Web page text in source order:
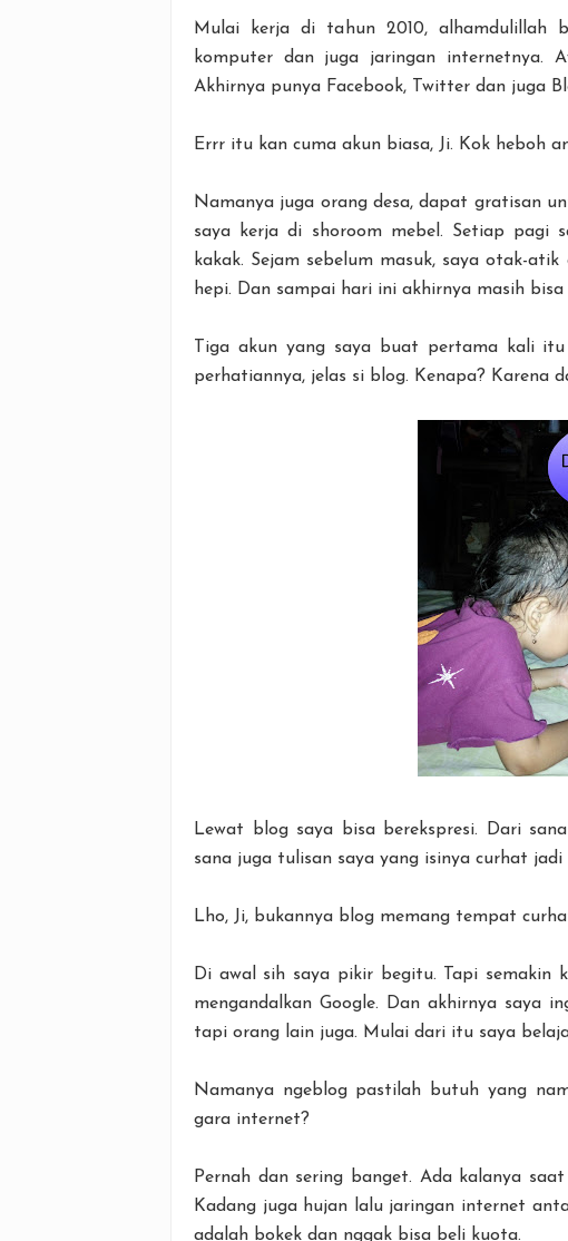
Mulai kerja di tahun 2010, alhamdulillah
komputer dan juga jaringan internetnya.
Akhirnya punya Facebook, Twitter dan juga
Errr itu kan cuma akun biasa, Ji. Kok heboh
Namanya juga orang desa, dapat gratisan
saya kerja di shoroom mebel. Setiap pagi
kakak. Sejam sebelum masuk, saya otak-
hepi. Dan sampai hari ini akhirnya masih
Tiga akun yang saya buat pertama kali
perhatiannya, jelas si blog. Kenapa? Karena
Lewat blog saya bisa berekspresi. Dari
sana juga tulisan saya yang isinya curhat jadi
Lho, Ji, bukannya blog memang tempat
Di awal sih saya pikir begitu. Tapi semakin
mengandalkan Google. Dan akhirnya saya
tapi orang lain juga. Mulai dari itu saya
Namanya ngeblog pastilah butuh yang
gara internet?
Pernah dan sering banget. Ada kalanya
Kadang juga hujan lalu jaringan internet
adalah bokek dan nggak bisa beli kuota.